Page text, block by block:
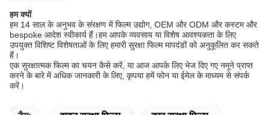
हम क्यों
हम 14 साल के अनुभव के संरक्षण में फिल्म उद्योग, OEM और ODM और कस्टम और
bespoke आदेश स्वीकार्य हैं।हम आपके व्यवसाय या विशेष आवश्यकता के लिए
उपयुक्त विशिष्ट विशेषताओं के लिए हमारी सुरक्षा फिल्म मापदंडों को अनुकूलित कर सकते
हैं।
एक सुरक्षात्मक फिल्म का चयन कैसे करें, या आज आपके लिए भेज दिए गए नमूने प्राप्त
करने के बारे में अधिक जानकारी के लिए, कृपया हमें फोन या ईमेल के माध्यम से संपर्क
करें।